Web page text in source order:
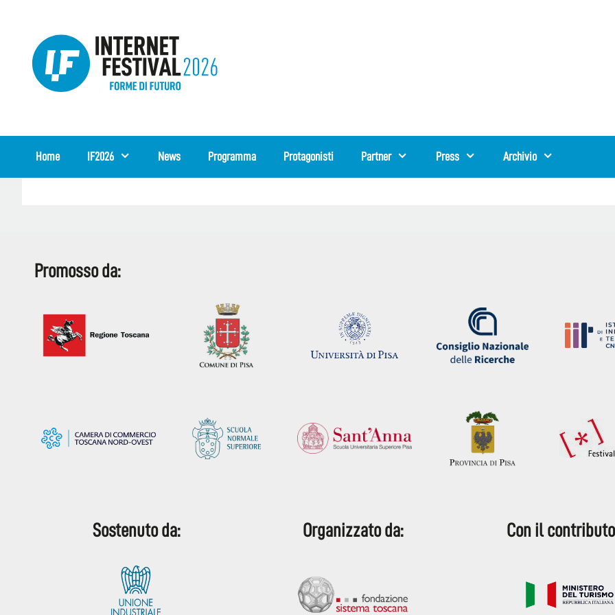
contenuto
Home IF2026 News Programma Protagonisti Partner Press Archivio
Promosso da:
Sostenuto da: Organizzato da: Con il